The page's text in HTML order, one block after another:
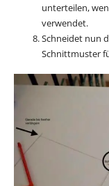
unterteilen,
verwendet.
Schneidet nun
Schnittmuster